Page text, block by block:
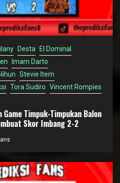
Desta El Dominal
Imam Darto
Stevie Item
Tora Sudiro Vincent Rompies
Timpuk-Timpukan Balon
Skor Imbang 2-2